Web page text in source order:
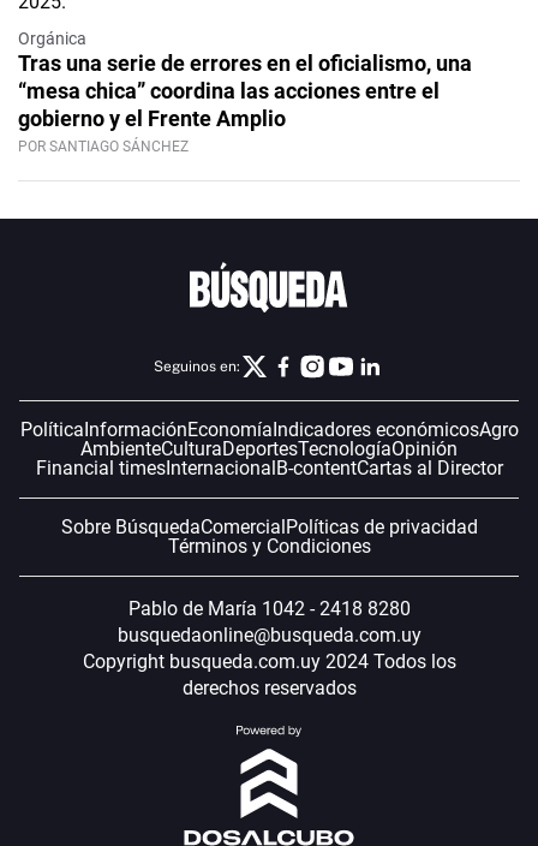
Orgánica
Tras una serie de errores en el oficialismo, una
“mesa chica” coordina las acciones entre el
gobierno y el Frente Amplio
POR SANTIAGO SÁNCHEZ
Seguinos en:
PolíticaInformaciónEconomíaIndicadores económicosAgro
AmbienteCulturaDeportesTecnologíaOpinión
Financial timesInternacionalB-contentCartas al Director
Sobre BúsquedaComercialPolíticas de privacidad
Términos y Condiciones
Pablo de María 1042 - 2418 8280
busquedaonline@busqueda.com.uy
Copyright busqueda.com.uy 2024 Todos los
derechos reservados